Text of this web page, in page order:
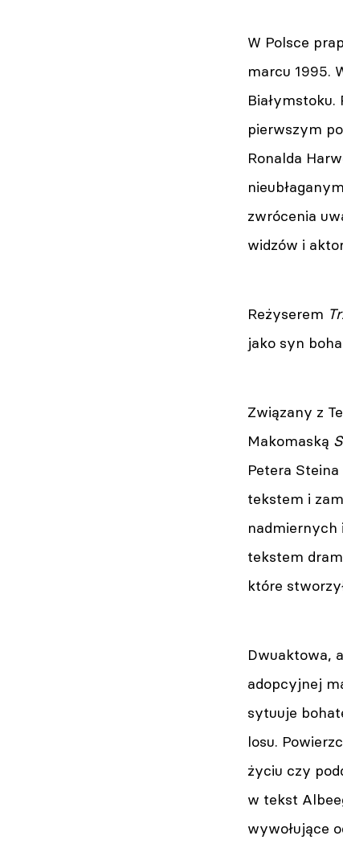
W Polsce
marcu 1995.
pierwszym
Ronalda
zwrócenia
widzów i
Reżyserem
jako syn
Związany z
Makomaską
Petera
tekstem i
nadmiernych
tekstem
które
Dwuaktowa,
adopcyjnej
sytuuje
losu.
życiu czy
w tekst
wywołujące